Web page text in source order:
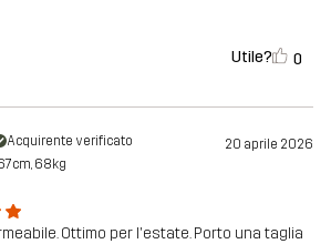
Utile? 0
Acquirente verificato 20 aprile 2026
68kg
Ottimo per l'estate. Porto una taglia